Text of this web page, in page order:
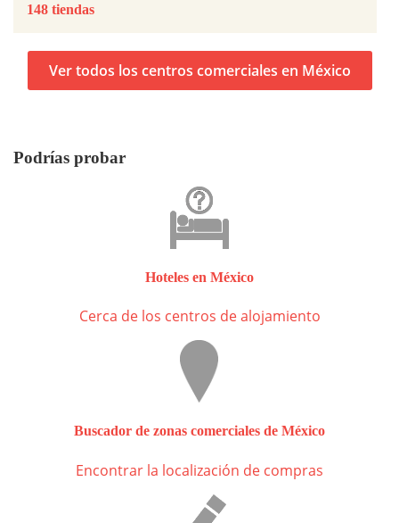
148 tiendas
Ver todos los centros comerciales en México
Podrías probar
Hoteles en México
Cerca de los centros de alojamiento
Buscador de zonas comerciales de México
Encontrar la localización de compras